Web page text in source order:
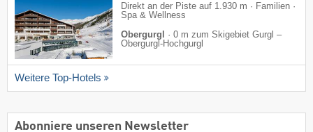
Direkt an der Piste auf 1.930 m · Familien ·
Spa & Wellness
Obergurgl
· 0 m zum Skigebiet Gurgl –
Obergurgl-Hochgurgl
Weitere Top-Hotels
Abonniere unseren Newsletter